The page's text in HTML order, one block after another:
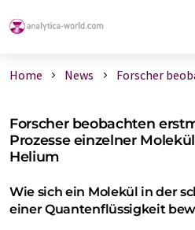
Home News Forscher
Forscher beobachten
Prozesse einzelner
Helium
Wie sich ein Molekül in der
einer Quantenflüssigkeit